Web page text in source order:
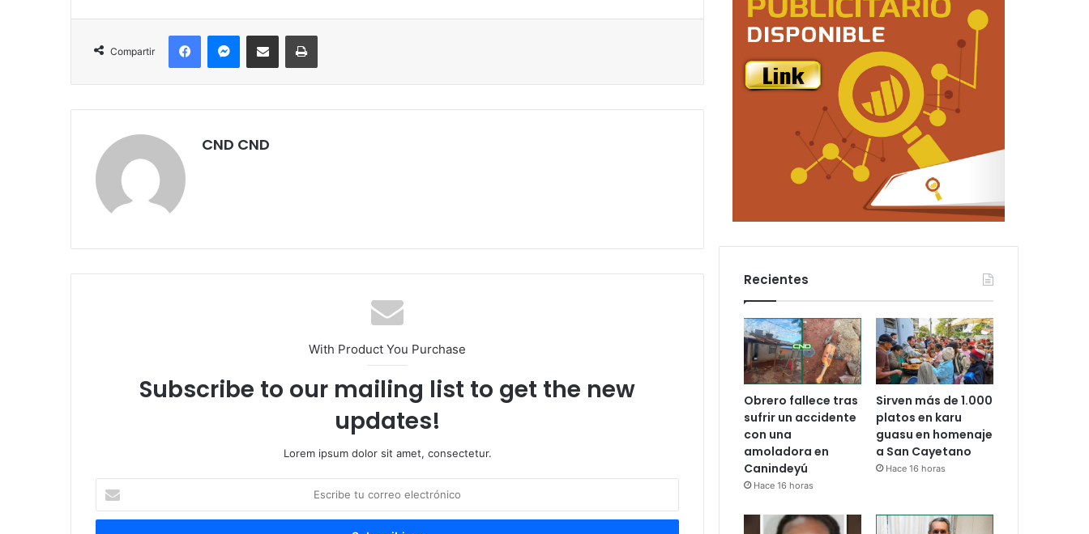
Compartir
FacebookMessengerCompartir por correo electrónicoImprimir
CND CND
With Product You Purchase
Subscribe to our mailing list to get the new
updates!
Lorem ipsum dolor sit amet, consectetur.
correo
Recientes
Obrero fallece tras
sufrir un accidente
con una
amoladora en
Canindeyú
Hace 16 horas
Sirven más de 1.000
platos en karu
guasu en homenaje
a San Cayetano
Hace 16 horas